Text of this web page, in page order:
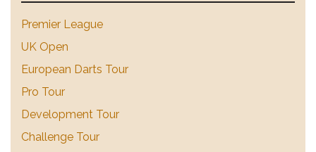
Premier League
UK Open
European Darts Tour
Pro Tour
Development Tour
Challenge Tour